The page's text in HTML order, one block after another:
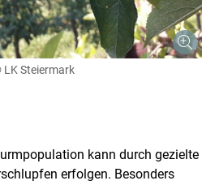
LK Steiermark
kann durch gezielte
erfolgen. Besonders